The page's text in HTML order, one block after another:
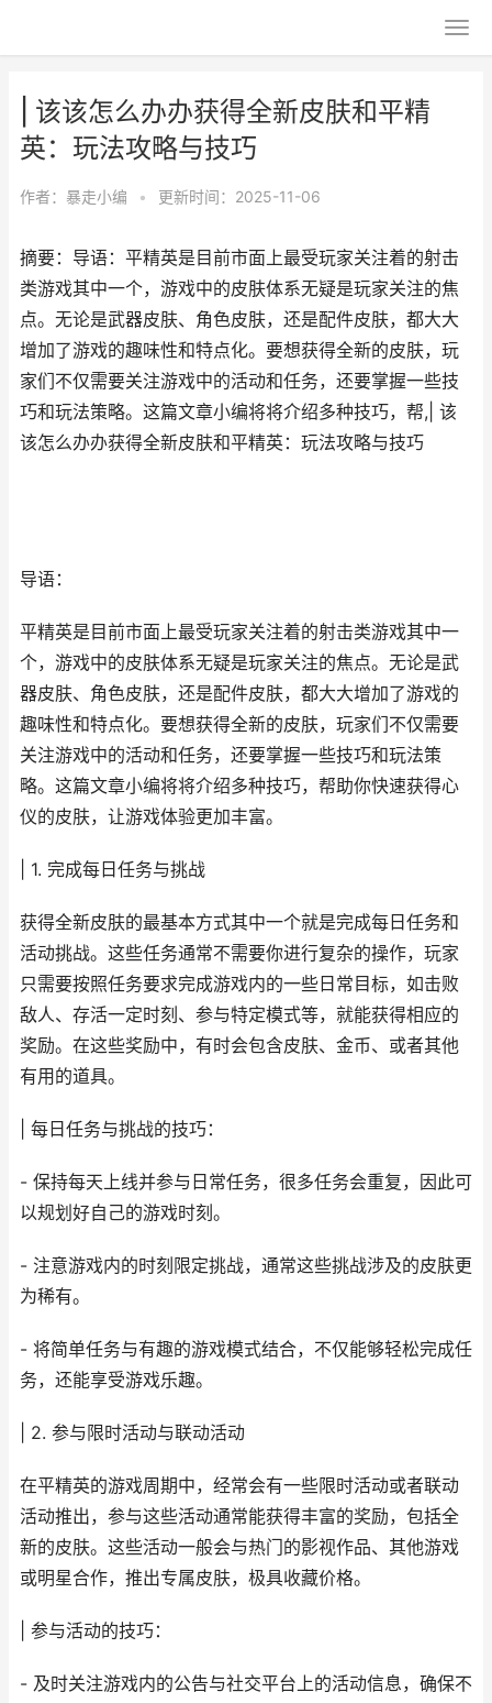
| 该该怎么办办获得全新皮肤和平精
英：玩法攻略与技巧
作者： 暴走小编 • 更新时间：2025-11-06
摘要：导语：平精英是目前市面上最受玩家关注着的射击
类游戏其中一个，游戏中的皮肤体系无疑是玩家关注的焦
点。无论是武器皮肤、角色皮肤，还是配件皮肤，都大大
增加了游戏的趣味性和特点化。要想获得全新的皮肤，玩
家们不仅需要关注游戏中的活动和任务，还要掌握一些技
巧和玩法策略。这篇文章小编将将介绍多种技巧，帮,| 该
该怎么办办获得全新皮肤和平精英：玩法攻略与技巧
导语：
平精英是目前市面上最受玩家关注着的射击类游戏其中一
个，游戏中的皮肤体系无疑是玩家关注的焦点。无论是武
器皮肤、角色皮肤，还是配件皮肤，都大大增加了游戏的
趣味性和特点化。要想获得全新的皮肤，玩家们不仅需要
关注游戏中的活动和任务，还要掌握一些技巧和玩法策
略。这篇文章小编将将介绍多种技巧，帮助你快速获得心
仪的皮肤，让游戏体验更加丰富。
| 1. 完成每日任务与挑战
获得全新皮肤的最基本方式其中一个就是完成每日任务和
活动挑战。这些任务通常不需要你进行复杂的操作，玩家
只需要按照任务要求完成游戏内的一些日常目标，如击败
敌人、存活一定时刻、参与特定模式等，就能获得相应的
奖励。在这些奖励中，有时会包含皮肤、金币、或者其他
有用的道具。
| 每日任务与挑战的技巧：
- 保持每天上线并参与日常任务，很多任务会重复，因此可
以规划好自己的游戏时刻。
- 注意游戏内的时刻限定挑战，通常这些挑战涉及的皮肤更
为稀有。
- 将简单任务与有趣的游戏模式结合，不仅能够轻松完成任
务，还能享受游戏乐趣。
| 2. 参与限时活动与联动活动
在平精英的游戏周期中，经常会有一些限时活动或者联动
活动推出，参与这些活动通常能获得丰富的奖励，包括全
新的皮肤。这些活动一般会与热门的影视作品、其他游戏
或明星合作，推出专属皮肤，极具收藏价格。
| 参与活动的技巧：
- 及时关注游戏内的公告与社交平台上的活动信息，确保不